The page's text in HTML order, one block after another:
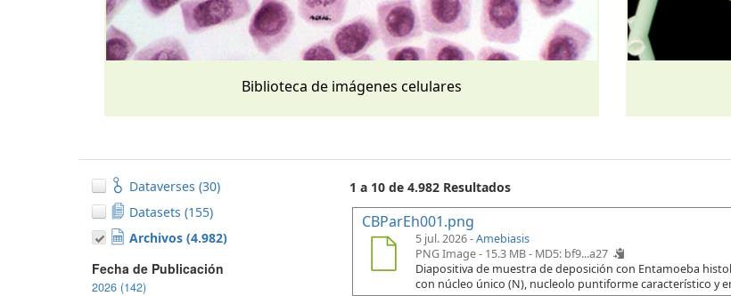
Biblioteca de imágenes celulares
Dataverses (30)
Datasets (155)
Archivos (4.982)
Fecha de Publicación
2026 (142)
1 a 10 de 4.982 Resultados
CBParEh001.png
5 jul. 2026 -Amebiasis
PNG Image - 15.3 MB - MD5: bf9...a27
Diapositiva de muestra de deposición con Entamoeba
con núcleo único (N), nucleolo puntiforme característico y